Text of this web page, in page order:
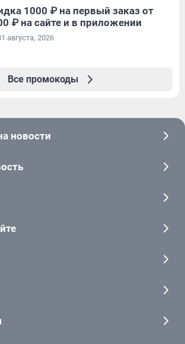
1000 ₽ на первый заказ от
₽ на сайте и в приложении
августа, 2026
Все промокоды
новости